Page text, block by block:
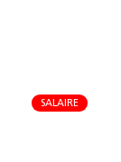
SALAIRE